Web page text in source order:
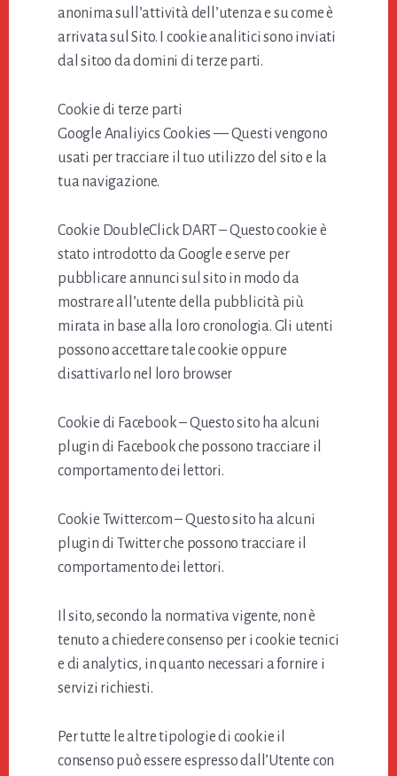
anonima sull’attività dell’utenza e su come è
arrivata sul Sito. I cookie analitici sono inviati
dal sitoo da domini di terze parti.
Cookie di terze parti
Google Analiyics Cookies — Questi vengono
usati per tracciare il tuo utilizzo del sito e la
tua navigazione.
Cookie DoubleClick DART – Questo cookie è
stato introdotto da Google e serve per
pubblicare annunci sul sito in modo da
mostrare all’utente della pubblicità più
mirata in base alla loro cronologia. Gli utenti
possono accettare tale cookie oppure
disattivarlo nel loro browser
Cookie di Facebook – Questo sito ha alcuni
plugin di Facebook che possono tracciare il
comportamento dei lettori.
Cookie Twitter.com – Questo sito ha alcuni
plugin di Twitter che possono tracciare il
comportamento dei lettori.
Il sito, secondo la normativa vigente, non è
tenuto a chiedere consenso per i cookie tecnici
e di analytics, in quanto necessari a fornire i
servizi richiesti.
Per tutte le altre tipologie di cookie il
consenso può essere espresso dall’Utente con